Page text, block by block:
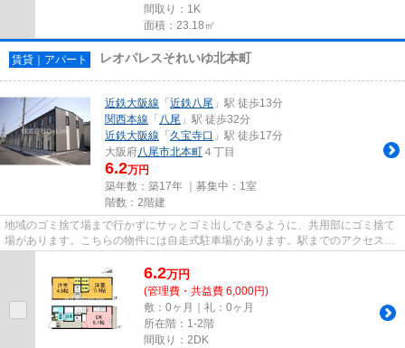
間取り：1K
面積：23.18㎡
賃貸｜アパート レオパレスそれいゆ北本町
近鉄大阪線 「近鉄八尾 」駅 徒歩13分
関西本線 「 八尾 」駅 徒歩32分
近鉄大阪線 「久宝寺口 」駅 徒歩17分
大阪府八尾市北本町 ４丁目
6.2万円
築年数：築17年 ｜募集中： 1室
階数：2階建
地域のゴミ捨て場まで行かずにサッとゴミ出しできるように、共用部にゴミ捨て
場があります。こちらの物件には自走式駐車場があります。駅までのアクセスが
良い、徒歩13分のところに位...
6.2万円
(管理費・共益費 6,000円)
敷：0ヶ月｜礼：0ヶ月
所在階：1-2階
間取り：2DK